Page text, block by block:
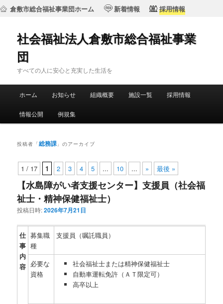
倉敷市総合福祉事業団ホーム 新着情報 採用情報
社会福祉法人倉敷市総合福祉事業
団
すべての人に安心と充実した生活を
メ
メ
イ
コ
ン
テ
ン
ツ
へ
サ
ブ
ン
テ
ン
ツ
へ
移
ホーム お知らせ 組織概要 施設一覧 採用情報
情報公開 例規集
投稿者「総務課 」のアーカイブ
1 / 17 1 2 3 4 5 ... 10 ... » 最後 »
【水島障がい者支援センター】支援員（社会福
祉士・精神保健福祉士）
投稿日時:2026年7月21日
仕
事
内
容
募集職
種
支援員（嘱託職員）
必要な
資格
社会福祉士または精神保健福祉士
自動車運転免許（ＡＴ限定可）
高卒以上